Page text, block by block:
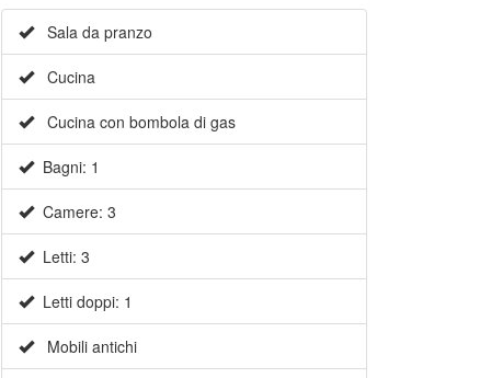
Sala da pranzo
Cucina
Cucina con bombola di gas
Bagni: 1
Camere: 3
Letti: 3
Letti doppi: 1
Mobili antichi